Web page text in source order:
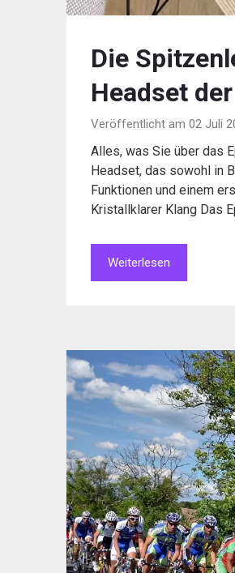
Die
Headset
Veröffentlicht am 02 Juli
Alles, was Sie über das
Headset, das sowohl in
Funktionen und einem
Kristallklarer Klang Das
Weiterlesen